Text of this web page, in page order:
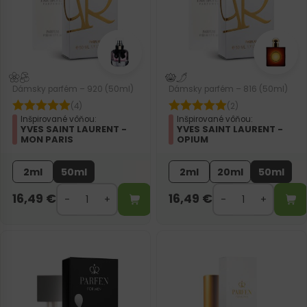
Dámsky parfém – 920 (50ml)
(4)
Inšpirované vôňou:
YVES SAINT LAURENT -
MON PARIS
2ml 50ml
16,49 €
Dámsky parfém – 816 (50ml)
(2)
Inšpirované vôňou:
YVES SAINT LAURENT -
OPIUM
2ml 20ml 50ml
16,49 €